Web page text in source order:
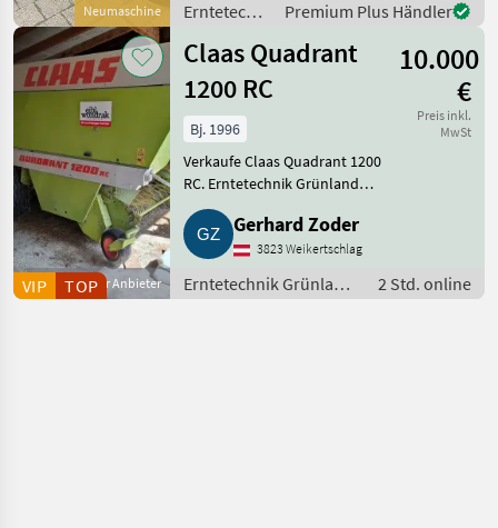
Neumaschine
Federung, • Deic
Erntetechnik
Metal-Fach
Premium Plus Händler
Gewerblicher Anbieter
VIP TOP
Claas Quadrant
1200 RC
10.000
€
Preis inkl.
MwSt
Bj. 1996
Verkaufe Claas Quadrant 1200
RC. Erntetechnik Grünland
Rundballenpressen
Gerhard Zoder
3823 Weikertschlag
Erntetechnik Grünland
/ Rundballenpressen
2 Std. online